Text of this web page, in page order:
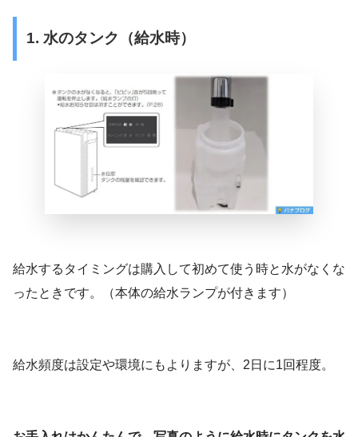
1. 水のタンク（給水時）
給水するタイミングは購入して初めて使う時と水がなくな
ったときです。（本体の給水ランプが付きます）
給水頻度は設定や環境にもよりますが、2日に1回程度。